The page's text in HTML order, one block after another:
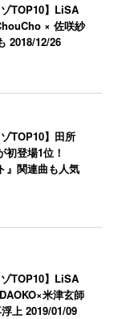
TOP10】LiSA
× 佐咲紗
2018/12/26
TOP10】田所
初登場1位！
』関連曲も人気
TOP10】LiSA
米津玄師
浮上2019/01/09